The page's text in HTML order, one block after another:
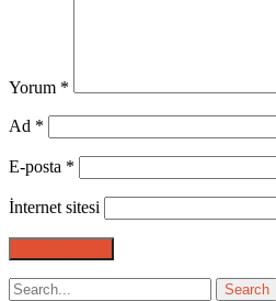
Yorum *
Ad *
E-posta *
İnternet sitesi